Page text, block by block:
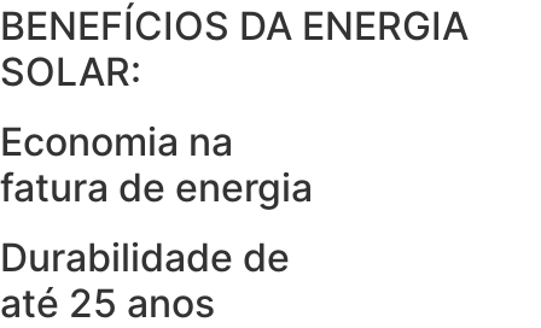
BENEFÍCIOS DA ENERGIA
SOLAR:
Economia na
fatura de energia
Durabilidade de
até 25 anos